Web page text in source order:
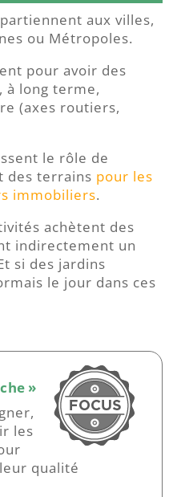
aux villes,
ou Métropoles.
pour avoir des
à long terme,
(axes routiers,
le rôle de
des terrains pour les
immobiliers.
achètent des
indirectement un
si des jardins
le jour dans ces
»
les
qualité